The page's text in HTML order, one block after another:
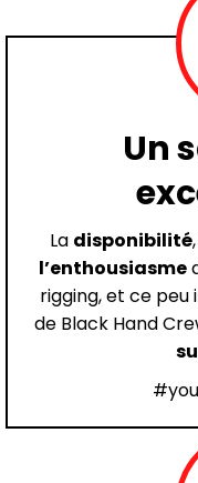
Un
La disponibilité,
l’enthousiasme
rigging, et ce
de Black Hand